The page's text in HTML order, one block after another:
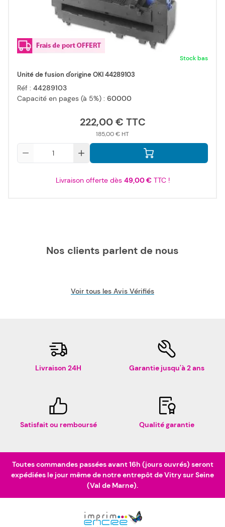
Stock bas
Unité de fusion d'origine OKI 44289103
Réf : 44289103
Capacité en pages (à 5%) : 60000
222,00 €
185,00 €
Livraison offerte dès 49,00 €TTC !
Nos clients parlent de nous
Voir tous les Avis Vérifiés
Livraison 24H Garantie jusqu'à 2 ans
Satisfait ou remboursé Qualité garantie
Toutes commandes passées avant 16h (jours ouvrés) seront
expédiées le jour même de notre entrepôt de Vitry sur Seine
(Val de Marne).